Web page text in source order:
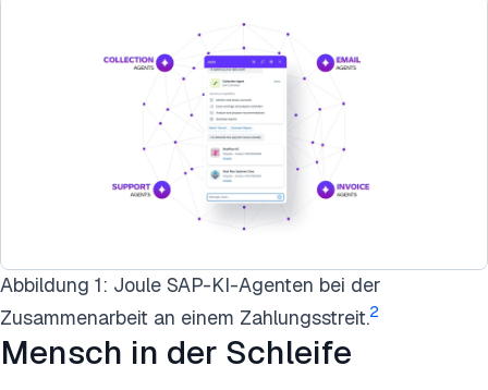
Abbildung 1: Joule SAP-KI-Agenten bei der
Zusammenarbeit an einem Zahlungsstreit.2
Mensch in der Schleife